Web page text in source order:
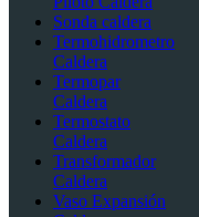
Sonda caldera
Termohidrometro
Caldera
Termopar
Caldera
Termostato
Caldera
Transformador
Caldera
Vaso Expansión